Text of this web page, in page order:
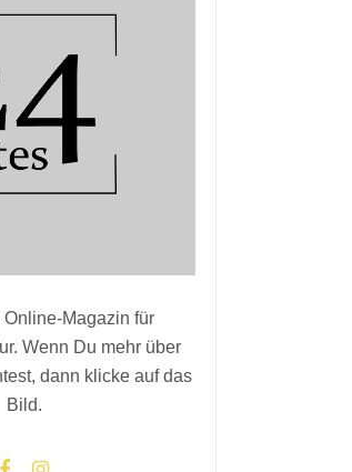
Online-Magazin für
Wenn Du mehr über
dann klicke auf das
Bild.